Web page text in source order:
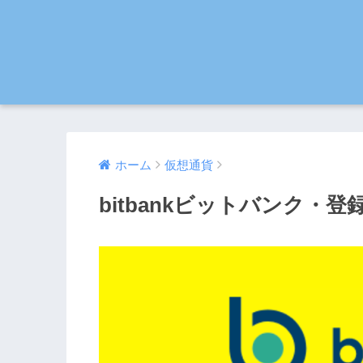
ホーム 仮想通貨
bitbankビットバンク・登